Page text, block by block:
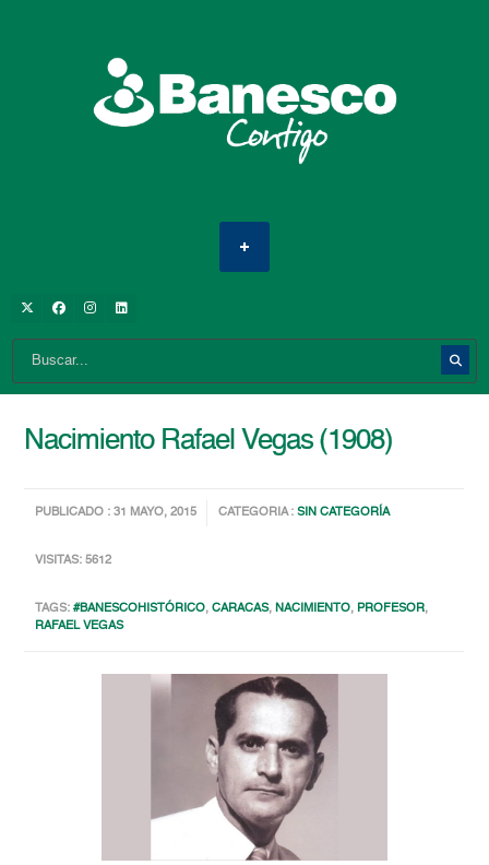
Nacimiento Rafael Vegas (1908)
PUBLICADO : 31 MAYO, 2015 CATEGORIA :SIN CATEGORÍA
VISITAS: 5612
TAGS:#BANESCOHISTÓRICO,CARACAS,NACIMIENTO, PROFESOR,
RAFAEL VEGAS